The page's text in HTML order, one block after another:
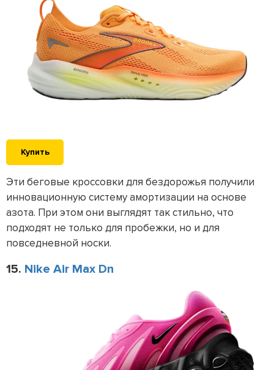
Купить
Эти беговые кроссовки для бездорожья получили
инновационную систему амортизации на основе
азота. При этом они выглядят так стильно, что
подходят не только для пробежки, но и для
повседневной носки.
15. Nike Air Max Dn